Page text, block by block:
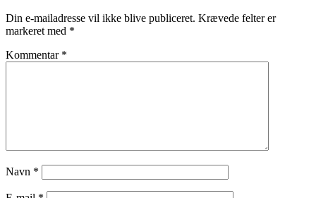
Din e-mailadresse vil ikke blive publiceret. Krævede felter er
markeret med *
Kommentar *
Navn *